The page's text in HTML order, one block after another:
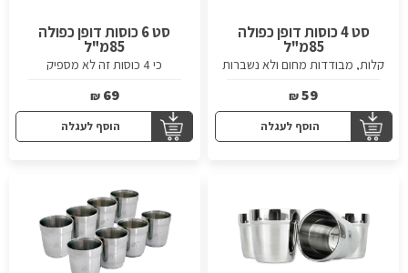
סט 4 כוסות דופן כפולה
85מ"ל
קלות, מבודדות מחום ולא נשברות
59
₪
הוסף לעגלה
סט 6 כוסות דופן כפולה
85מ"ל
כי 4 כוסות זה לא מספיק
69
₪
הוסף לעגלה